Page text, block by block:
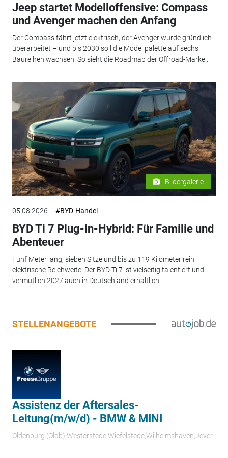
Jeep startet Modelloffensive: Compass
und Avenger machen den Anfang
Der Compass fährt jetzt elektrisch, der Avenger wurde gründlich
überarbeitet – und bis 2030 soll die Modellpalette auf sechs
Baureihen wachsen. So sieht die Roadmap der Offroad-Marke...
Bildergalerie
05.08.2026 #BYD-Handel
BYD Ti 7 Plug-in-Hybrid: Für Familie und
Abenteuer
Fünf Meter lang, sieben Sitze und bis zu 119 Kilometer rein
elektrische Reichweite: Der BYD Ti 7 ist vielseitig talentiert und
vermutlich 2027 auch in Deutschland erhältlich.
STELLENANGEBOTE
Assistenz der Aftersales-
Leitung(m/w/d) - BMW & MINI
Oldenburg (Oldb);Westerstede;Wiefelstede;Wilhelmshaven;Jever